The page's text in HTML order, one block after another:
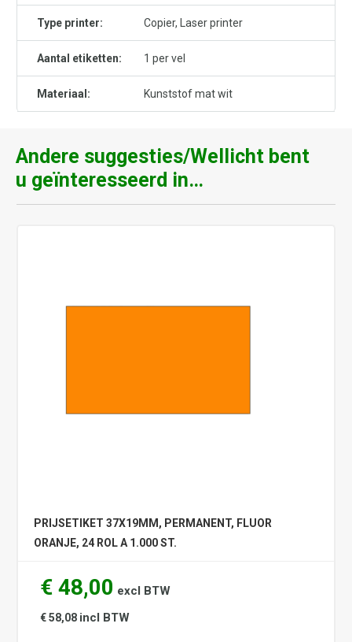
Type printer: Copier, Laser printer
Aantal etiketten: 1 per vel
Materiaal: Kunststof mat wit
Andere suggesties/Wellicht bent
u geïnteresseerd in…
PRIJSETIKET 37X19MM, PERMANENT, FLUOR
ORANJE, 24 ROL A 1.000 ST.
€ 48,00 excl BTW
€ 58,08 incl BTW